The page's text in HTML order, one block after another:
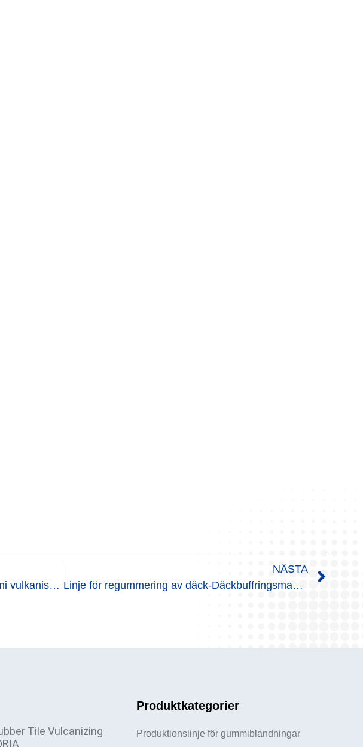
Automatisk extrudering av silikongummi vulkaniseringslinje
NÄSTA
Linje för regummering av däck-Däckbuffringsmaskin
Tile Vulcanizing
Produktkategorier
Produktionslinje för gummiblandningar